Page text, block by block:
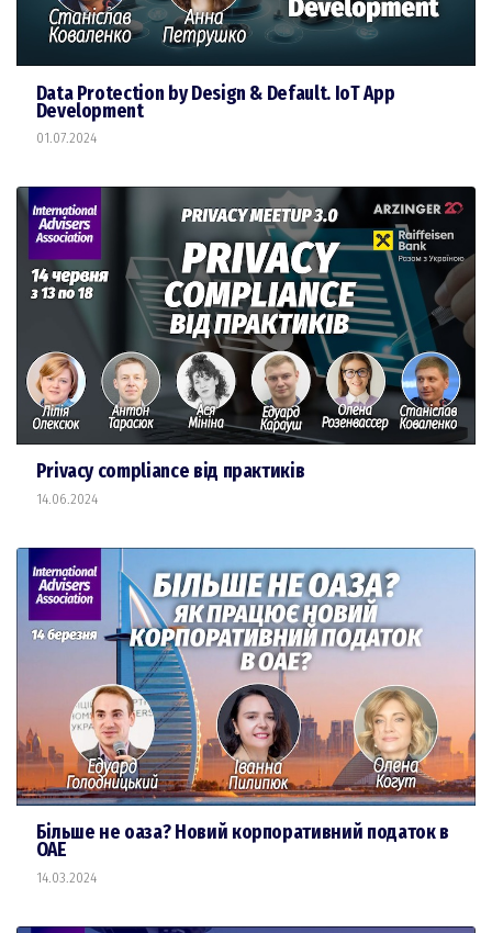
Data Protection by Design & Default. IoT App
Development
01.07.2024
Privacy compliance від практиків
14.06.2024
Більше не оаза? Новий корпоративний податок в
ОАЕ
14.03.2024